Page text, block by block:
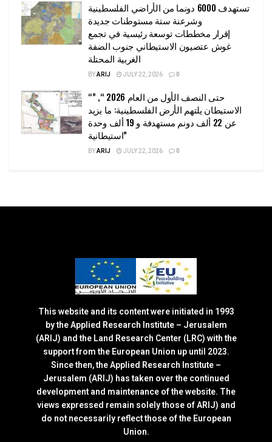
تستهدف 6000 دونما من الأراضي الفلسطينية
وشرعنة ستة مستوطنات جديدة
إقرار مخططات توسعة رئيسية في تجمع
غوش عتصيون الاستيطاني جنوب الضفة
الغربية المحتلة
BYARIJ JULY 22, 2026 0
“حتى النصف الأول من العام 2026 “, ”
الاستيطان يلتهم الأرض الفلسطينية: ما يزيد
عن 22 ألف دونم مستهدفة و 19 ألف وحدة
استيطانية”
BYARIJ JULY 22, 2026 0
This website and its content were initiated in 1993
by the Applied Research Institute – Jerusalem
(ARIJ) and the Land Research Center (LRC) with the
support from the European Union up until 2023.
Since then, the Applied Research Institute –
Jerusalem (ARIJ) has taken over the continued
development and maintenance of the website. The
views expressed remain solely those of ARIJ) and
do not necessarily reflect those of the European
Union.